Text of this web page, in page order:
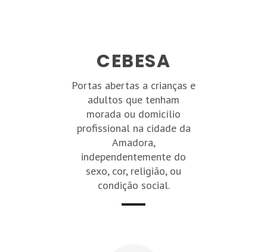
CEBESA
Portas abertas a crianças e
adultos que tenham
morada ou domicílio
profissional na cidade da
Amadora,
independentemente do
sexo, cor, religião, ou
condição social.